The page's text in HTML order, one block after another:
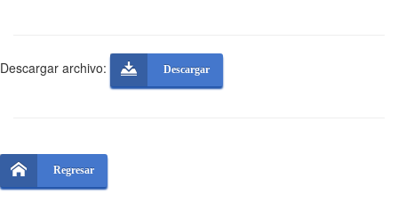
Descargar archivo: Descargar
Regresar